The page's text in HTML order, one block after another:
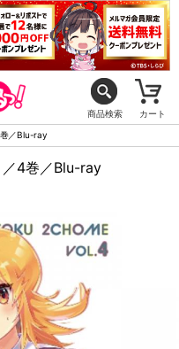
商品検索 カート
／Blu-ray
／4巻／Blu-ray